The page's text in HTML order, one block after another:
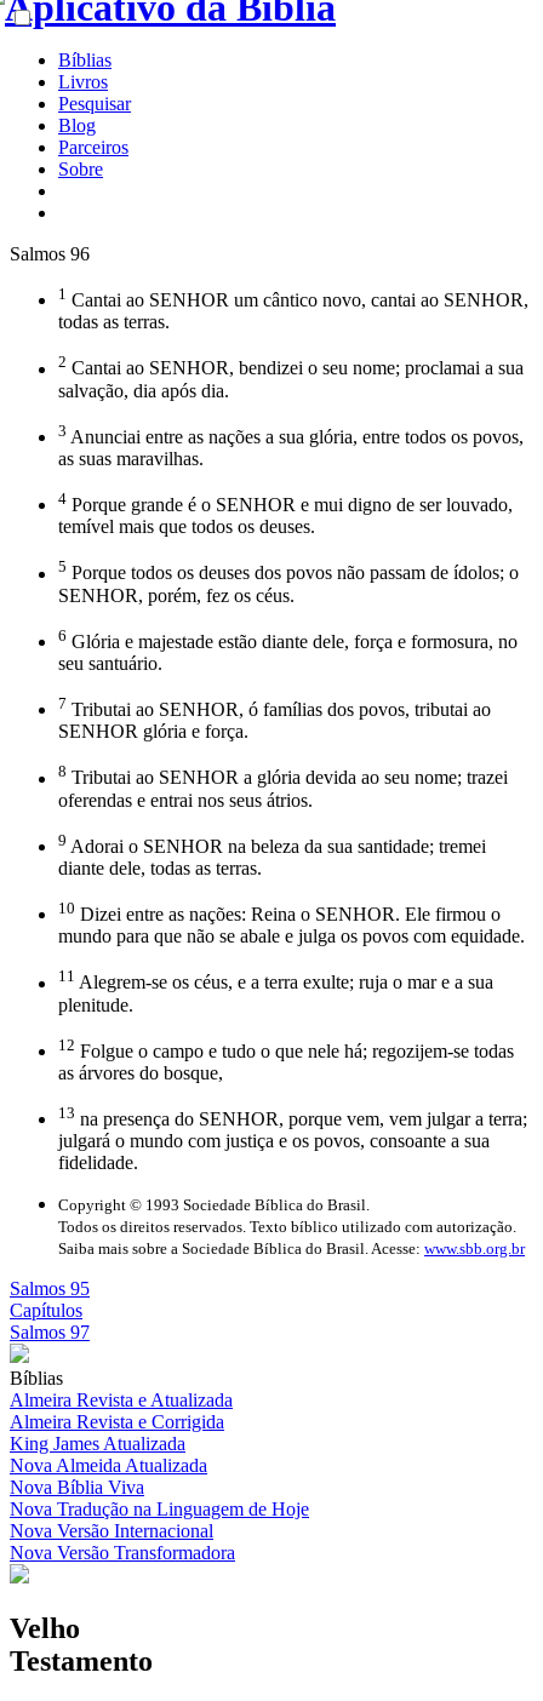
Bíblias
Livros
Pesquisar
Blog
Parceiros
Sobre
Salmos 96
1 Cantai ao SENHOR um cântico novo, cantai ao SENHOR,
todas as terras.
2 Cantai ao SENHOR, bendizei o seu nome; proclamai a sua
salvação, dia após dia.
3 Anunciai entre as nações a sua glória, entre todos os povos,
as suas maravilhas.
4 Porque grande é o SENHOR e mui digno de ser louvado,
temível mais que todos os deuses.
5 Porque todos os deuses dos povos não passam de ídolos; o
SENHOR, porém, fez os céus.
6 Glória e majestade estão diante dele, força e formosura, no
seu santuário.
7 Tributai ao SENHOR, ó famílias dos povos, tributai ao
SENHOR glória e força.
8 Tributai ao SENHOR a glória devida ao seu nome; trazei
oferendas e entrai nos seus átrios.
9 Adorai o SENHOR na beleza da sua santidade; tremei
diante dele, todas as terras.
10 Dizei entre as nações: Reina o SENHOR. Ele firmou o
mundo para que não se abale e julga os povos com equidade.
11 Alegrem-se os céus, e a terra exulte; ruja o mar e a sua
plenitude.
12 Folgue o campo e tudo o que nele há; regozijem-se todas
as árvores do bosque,
13 na presença do SENHOR, porque vem, vem julgar a terra;
julgará o mundo com justiça e os povos, consoante a sua
fidelidade.
Copyright © 1993 Sociedade Bíblica do Brasil.
Todos os direitos reservados. Texto bíblico utilizado com autorização.
Saiba mais sobre a Sociedade Bíblica do Brasil. Acesse: www.sbb.org.br
Salmos 95
Capítulos
Salmos 97
Bíblias
Almeira Revista e Atualizada
Almeira Revista e Corrigida
King James Atualizada
Nova Almeida Atualizada
Nova Bíblia Viva
Nova Tradução na Linguagem de Hoje
Nova Versão Internacional
Nova Versão Transformadora
Velho
Testamento